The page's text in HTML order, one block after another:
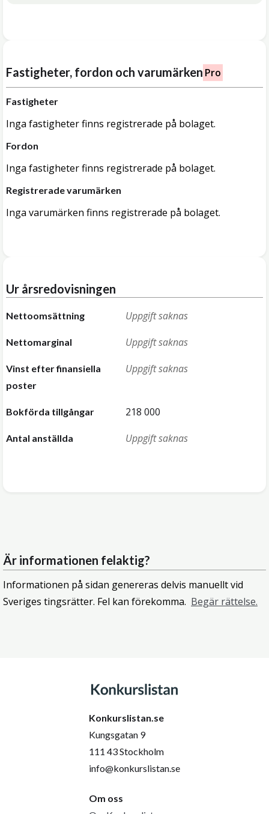
Fastigheter, fordon och varumärken Pro
Fastigheter
Inga fastigheter finns registrerade på bolaget.
Fordon
Inga fastigheter finns registrerade på bolaget.
Registrerade varumärken
Inga varumärken finns registrerade på bolaget.
Ur årsredovisningen
Nettoomsättning Uppgift saknas
Nettomarginal Uppgift saknas
Vinst efter finansiella
poster
Uppgift saknas
Bokförda tillgångar 218 000
Antal anställda Uppgift saknas
Är informationen felaktig?
Informationen på sidan genereras delvis manuellt vid
Sveriges tingsrätter. Fel kan förekomma. Begär rättelse.
Konkurslistan.se
Kungsgatan 9
111 43 Stockholm
info@konkurslistan.se
Om oss